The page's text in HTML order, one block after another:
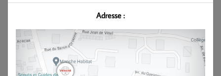
Adresse :